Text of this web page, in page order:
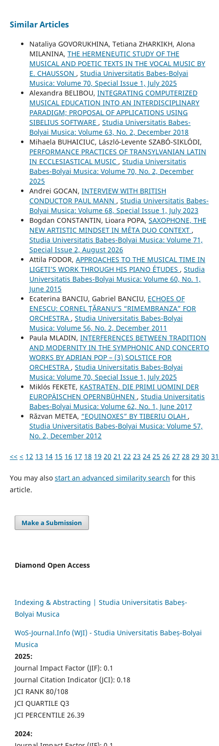
Similar Articles
Nataliya GOVORUKHINA, Tetiana ZHARKIKH, Alona
MILANINA, THE HERMENEUTIC STUDY OF THE
MUSICAL AND POETIC TEXTS IN THE VOCAL MUSIC BY
E. CHAUSSON , Studia Universitatis Babes-Bolyai
Musica: Volume 70, Special Issue 1, July 2025
Alexandra BELIBOU, INTEGRATING COMPUTERIZED
MUSICAL EDUCATION INTO AN INTERDISCIPLINARY
PARADIGM; PROPOSAL OF APPLICATIONS USING
SIBELIUS SOFTWARE , Studia Universitatis Babes-
Bolyai Musica: Volume 63, No. 2, December 2018
Mihaela BUHAICIUC, László-Levente SZABÓ-SIKLÓDI,
PERFORMANCE PRACTICES OF TRANSYLVANIAN LATIN
IN ECCLESIASTICAL MUSIC , Studia Universitatis
Babes-Bolyai Musica: Volume 70, No. 2, December
2025
Andrei GOCAN, INTERVIEW WITH BRITISH
CONDUCTOR PAUL MANN , Studia Universitatis Babes-
Bolyai Musica: Volume 68, Special Issue 1, July 2023
Bogdan CONSTANTIN, Lioara POPA, SAXOPHONE, THE
NEW ARTISTIC MINDSET IN MÉTA DUO CONTEXT ,
Studia Universitatis Babes-Bolyai Musica: Volume 71,
Special Issue 2, August 2026
Attila FODOR, APPROACHES TO THE MUSICAL TIME IN
LIGETI’S WORK THROUGH HIS PIANO ÉTUDES , Studia
Universitatis Babes-Bolyai Musica: Volume 60, No. 1,
June 2015
Ecaterina BANCIU, Gabriel BANCIU, ECHOES OF
ENESCU: CORNEL ŢĂRANU’S “RIMEMBRANZA” FOR
ORCHESTRA , Studia Universitatis Babes-Bolyai
Musica: Volume 56, No. 2, December 2011
Paula MLADIN, INTERFERENCES BETWEEN TRADITION
AND MODERNITY IN THE SYMPHONIC AND CONCERTO
WORKS BY ADRIAN POP – (3) SOLSTICE FOR
ORCHESTRA , Studia Universitatis Babes-Bolyai
Musica: Volume 70, Special Issue 1, July 2025
Miklós FEKETE, KASTRATEN, DIE PRIMI UOMINI DER
EUROPÄISCHEN OPERNBÜHNEN , Studia Universitatis
Babes-Bolyai Musica: Volume 62, No. 1, June 2017
Răzvan METEA, “EQUINOXES” BY TIBERIU OLAH ,
Studia Universitatis Babes-Bolyai Musica: Volume 57,
No. 2, December 2012
<< < 12 13 14 15 16 17 18 19 20 21 22 23 24 25 26 27 28 29 30 31
You may also start an advanced similarity search for this
article.
Make a Submission
Diamond Open Access
Indexing & Abstracting | Studia Universitatis Babeș-
Bolyai Musica
WoS-Journal.Info (WJI) - Studia Universitatis Babeș-Bolyai
Musica
2025:
Journal Impact Factor (JIF): 0.1
Journal Citation Indicator (JCI): 0.18
JCI RANK 80/108
JCI QUARTILE Q3
JCI PERCENTILE 26.39
2024: